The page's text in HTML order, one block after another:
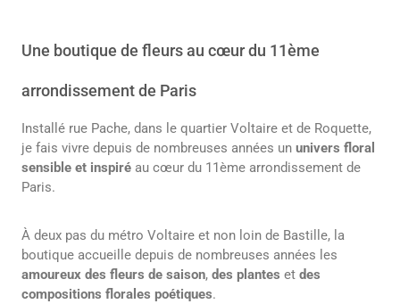
Une boutique de fleurs au cœur du 11ème
arrondissement de Paris
Installé rue Pache, dans le quartier Voltaire et de Roquette,
je fais vivre depuis de nombreuses années un univers floral
sensible et inspiré au cœur du 11ème arrondissement de
Paris.
À deux pas du métro Voltaire et non loin de Bastille, la
boutique accueille depuis de nombreuses années les
amoureux des fleurs de saison, des plantes et des
compositions florales poétiques.